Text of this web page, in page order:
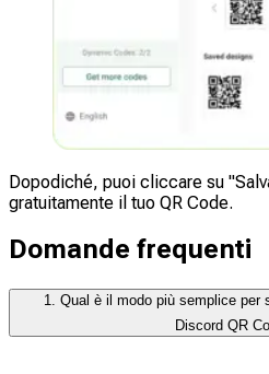
Dopodiché, puoi cliccare su
gratuitamente il tuo QR Code.
Domande frequenti
1. Qual è il modo più semplice per
Discord QR